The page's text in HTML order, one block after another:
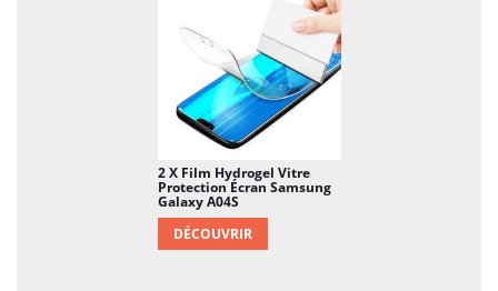
2 X Film Hydrogel Vitre
Protection Écran Samsung
Galaxy A04S
DÉCOUVRIR